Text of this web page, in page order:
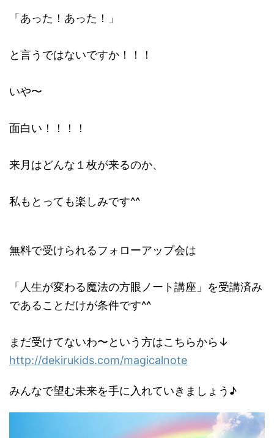
「あった！あった！」
と言うではないですか！！！
いや〜
面白い！！！！
来月はどんな１枚が来るのか、
私もとっても楽しみです^^
無料で受けられるフォローアップ会は
「人生が変わる魔法の方眼ノート講座」を受講済み
であることだけが条件です^^
まだ受けてないわ〜という方はこちらから↓
http://dekirukids.com/magicalnote
みんなで望む未来を手に入れていきましょう♪